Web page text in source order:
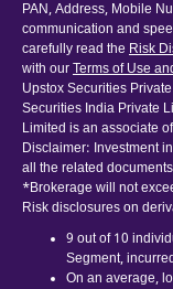
PAN, Address, Mobile
communication and
carefully read the Risk
with ourTerms of Use
Upstox Securities
Securities India Private
Limited is an associate
Disclaimer: Investment
all the related
*Brokerage will not
Risk disclosures on
9 out of 10
Segment,
On an average,